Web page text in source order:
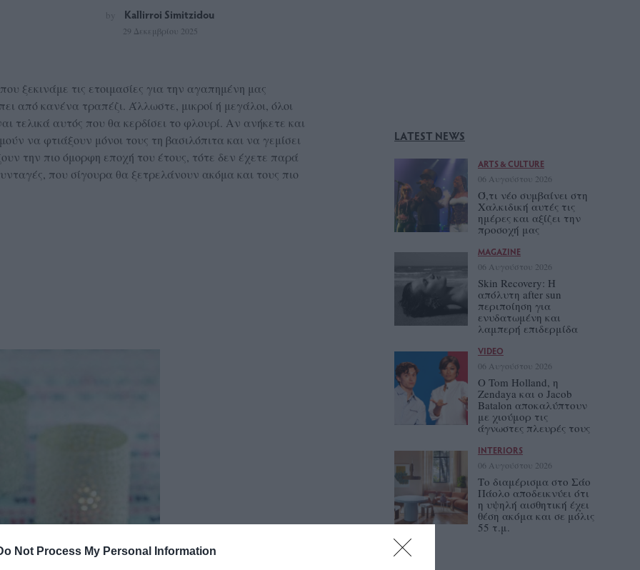
Not Process My Personal Information
by Kallirroi Simitzidou
29 Δεκεμβρίου 2025
ξεκινάμε τις ετοιμασίες για την αγαπημένη μας
από κανένα τραπέζι. Άλλωστε, μικροί ή μεγάλοι, όλοι
τελικά αυτός που θα κερδίσει το φλουρί. Αν ανήκετε και
να φτιάξουν μόνοι τους τη βασιλόπιτα και να γεμίσει
την πιο όμορφη εποχή του έτους, τότε δεν έχετε παρά
που σίγουρα θα ξετρελάνουν ακόμα και τους πιο
LATEST NEWS
ARTS & CULTURE
06 Αυγούστου 2026
Ό,τι νέο συμβαίνει στη
Χαλκιδική αυτές τις
ημέρες και αξίζει την
προσοχή μας
MAGAZINE
06 Αυγούστου 2026
Skin Recovery: Η
απόλυτη after sun
περιποίηση για
ενυδατωμένη και
λαμπερή επιδερμίδα
VIDEO
06 Αυγούστου 2026
Ο Tom Holland, η
Zendaya και ο Jacob
Batalon αποκαλύπτουν
με χιούμορ τις
άγνωστες πλευρές τους
INTERIORS
06 Αυγούστου 2026
Το διαμέρισμα στο Σάο
Πάολο αποδεικνύει ότι
η υψηλή αισθητική έχει
θέση ακόμα και σε μόλις
55 τ.μ.